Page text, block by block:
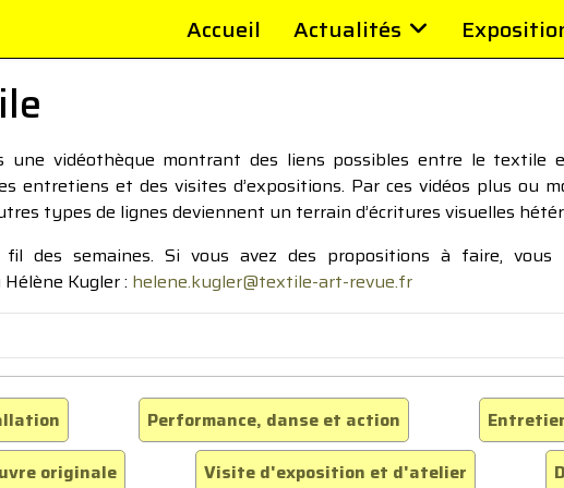
Accueil Actualités
une vidéothèque montrant des liens possibles entre le textile
entretiens et des visites d’expositions. Par ces vidéos plus ou
types de lignes deviennent un terrain d’écritures visuelles
des semaines. Si vous avez des propositions à faire, vous
Kugler : helene.kugler@textile-art-revue.fr
Performance, danse et action
originale
Visite d'exposition et d'atelier